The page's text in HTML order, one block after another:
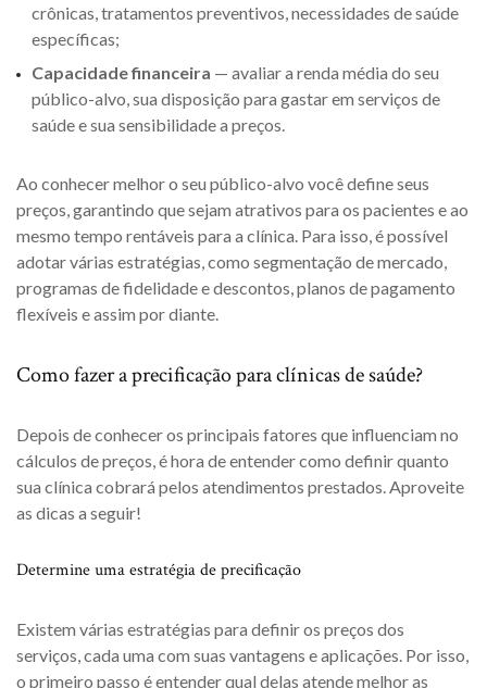
crônicas, tratamentos preventivos, necessidades de saúde
específicas;
Capacidade financeira — avaliar a renda média do seu
público-alvo, sua disposição para gastar em serviços de
saúde e sua sensibilidade a preços.
Ao conhecer melhor o seu público-alvo você define seus
preços, garantindo que sejam atrativos para os pacientes e ao
mesmo tempo rentáveis para a clínica. Para isso, é possível
adotar várias estratégias, como segmentação de mercado,
programas de fidelidade e descontos, planos de pagamento
flexíveis e assim por diante.
Como fazer a precificação para clínicas de saúde?
Depois de conhecer os principais fatores que influenciam no
cálculos de preços, é hora de entender como definir quanto
sua clínica cobrará pelos atendimentos prestados. Aproveite
as dicas a seguir!
Determine uma estratégia de precificação
Existem várias estratégias para definir os preços dos
serviços, cada uma com suas vantagens e aplicações. Por isso,
o primeiro passo é entender qual delas atende melhor as